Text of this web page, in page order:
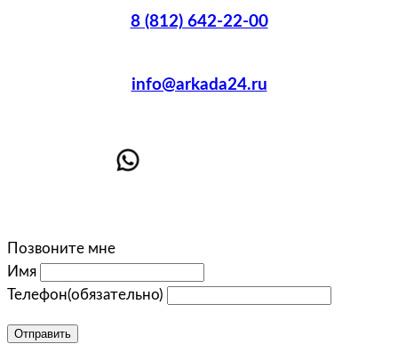
8 (812) 642-22-00
info@arkada24.ru
Позвоните мне
Имя
Телефон(обязательно)
Отправить